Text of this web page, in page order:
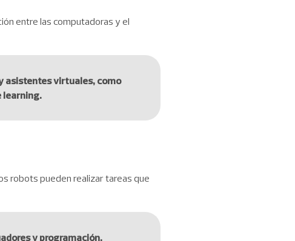
entre las computadoras y el
asistentes virtuales, como
learning.
robots pueden realizar tareas que
y programación.